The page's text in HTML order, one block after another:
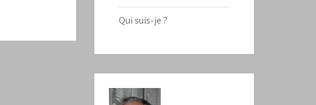
Qui suis-je ?